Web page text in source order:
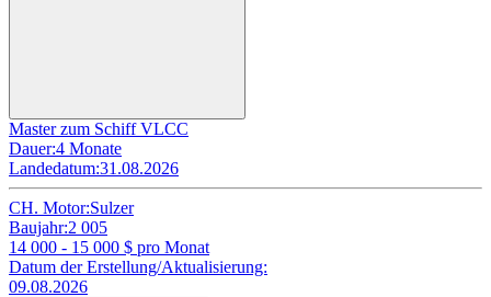
Master zum Schiff VLCC
Dauer:4 Monate
Landedatum:31.08.2026
CH. Motor:Sulzer
Baujahr:2 005
14 000 - 15 000 $ pro Monat
Datum der Erstellung/Aktualisierung:
09.08.2026